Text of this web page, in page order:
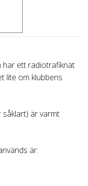
har ett radiotrafiknät
lite om klubbens
såklart) är varmt
är: